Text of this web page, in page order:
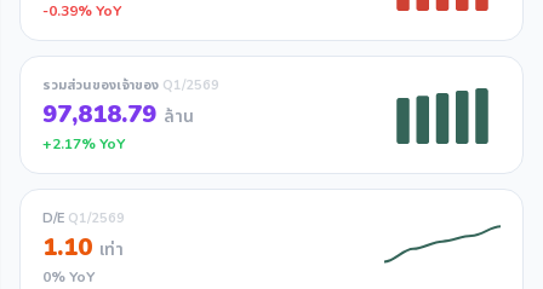
-0.39% YoY
รวมส่วนของเจ้าของ Q1/2569
97,818.79 ล้าน
+2.17% YoY
D/E Q1/2569
1.10 เท่า
0% YoY